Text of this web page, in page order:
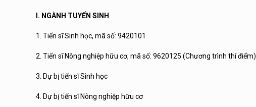
I. NGÀNH TUYỂN SINH
1. Tiến sĩ Sinh học, mã số: 9420101
2. Tiến sĩ Nông nghiệp hữu cơ, mã số: 9620125 (Chương trình thí điểm)
3. Dự bị tiến sĩ Sinh học
4. Dự bị tiến sĩ Nông nghiệp hữu cơ